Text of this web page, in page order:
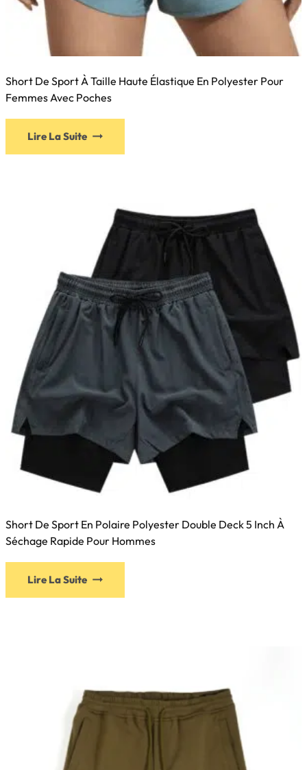
Short De Sport À Taille Haute Élastique En Polyester Pour
Femmes Avec Poches
Lire La Suite
Short De Sport En Polaire Polyester Double Deck 5 Inch À
Séchage Rapide Pour Hommes
Lire La Suite